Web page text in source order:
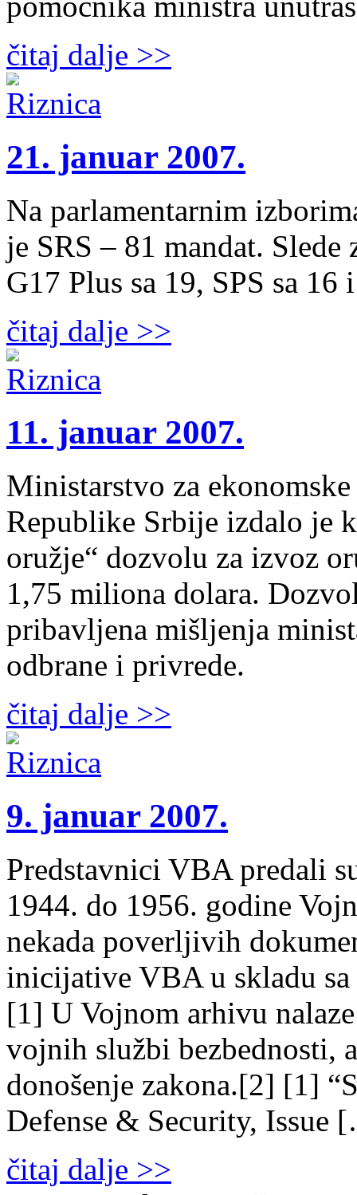
čitaj dalje >>
21. januar 2007.
Na parlamentarnim
je SRS – 81 mandat.
G17 Plus sa 19, SPS sa 16
čitaj dalje >>
11. januar 2007.
Ministarstvo za
Republike Srbije izdalo je
oružje“ dozvolu za izvoz
1,75 miliona dolara.
pribavljena mišljenja
odbrane i privrede.
čitaj dalje >>
9. januar 2007.
Predstavnici VBA predali
1944. do 1956. godine
nekada poverljivih
inicijative VBA u skladu
[1] U Vojnom arhivu
vojnih službi bezbednosti,
donošenje zakona.[2] [1]
Defense & Security, Issue
čitaj dalje >>